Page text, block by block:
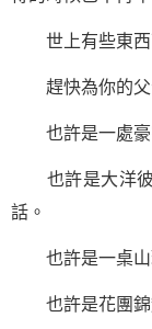
世上有些東西
趕快為你的父
也許是一處豪
也許是大洋彼
話。
也許是一桌山
也許是花團錦